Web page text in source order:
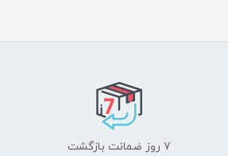
۷ روز ضمانت بازگشت